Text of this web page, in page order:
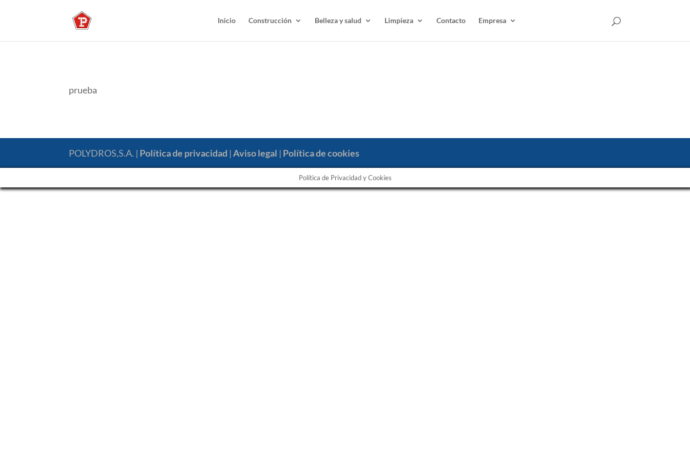
Inicio Construcción Belleza y salud Limpieza Contacto Empresa
prueba
POLYDROS,S.A. | Política de privacidad |Aviso legal | Política de cookies
Política de Privacidad y Cookies